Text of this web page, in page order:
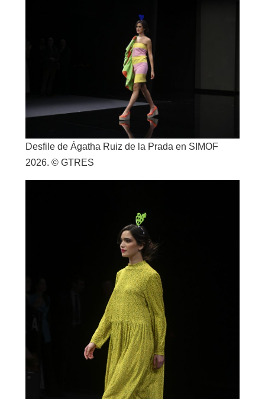
Desfile de Ágatha Ruiz de la Prada en SIMOF
2026. © GTRES